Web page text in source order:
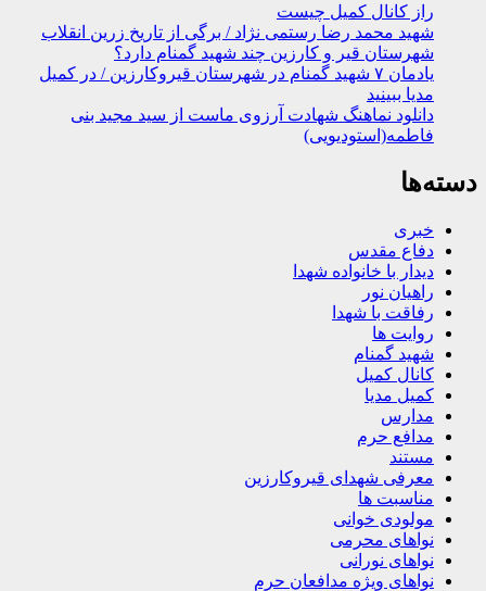
راز کانال کمیل چیست
شهید محمد رضا رستمی نژاد / برگی از تاریخ زرین انقلاب
شهرستان قیر و کارزین چند شهید گمنام دارد؟
یادمان ۷ شهید گمنام در شهرستان قیروکارزین / در کمیل
مدیا ببینید
دانلود نماهنگ شهادت آرزوی ماست از سید مجید بنی
فاطمه(استودیویی)
دسته‌ها
خبری
دفاع مقدس
دیدار با خانواده شهدا
راهیان نور
رفاقت با شهدا
روایت ها
شهید گمنام
کانال کمیل
کمیل مدیا
مدارس
مدافع حرم
مستند
معرفی شهدای قیروکارزین
مناسبت ها
مولودی خوانی
نواهای محرمی
نواهای نورانی
نواهای ویژه مدافعان حرم